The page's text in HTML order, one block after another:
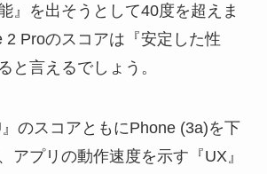
』を出そうとして40度を超えま
2 Proのスコアは『安定した性
と言えるでしょう。
』のスコアともにPhone (3a)を下
アプリの動作速度を示す『UX』